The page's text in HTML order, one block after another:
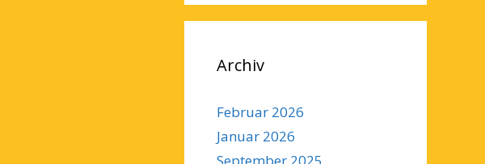
Archiv
Februar 2026
Januar 2026